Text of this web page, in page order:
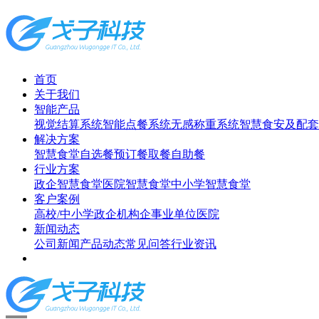
首页
关于我们
智能产品
视觉结算系统智能点餐系统无感称重系统智慧食安及配
解决方案
智慧食堂自选餐预订餐取餐自助餐
行业方案
政企智慧食堂医院智慧食堂中小学智慧食堂
客户案例
高校/中小学政企机构企事业单位医院
新闻动态
公司新闻产品动态常见问答行业资讯